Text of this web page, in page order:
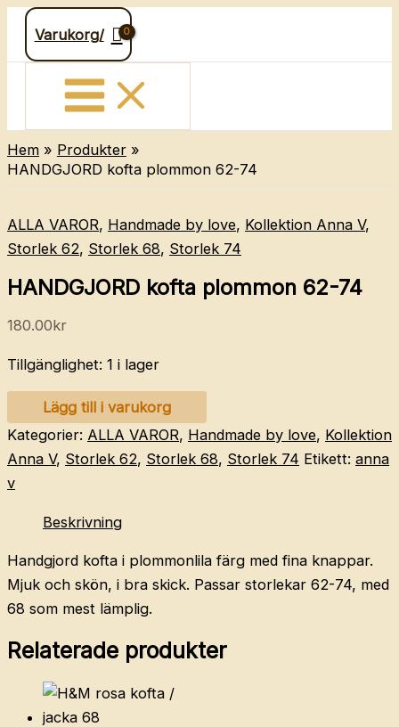
Hoppa
innehåll
Varukorg/
Hem
Produkter
HANDGJORD kofta plommon 62-74
ALLA VAROR, Handmade by love, Kollektion Anna V,
Storlek 62, Storlek 68, Storlek 74
HANDGJORD kofta plommon 62-74
180.00kr
Tillgänglighet: 1 i lager
HANDGJORD
kofta
plommon
mängd
Lägg till i varukorg
Kategorier: ALLA VAROR, Handmade by love, Kollektion
Anna V, Storlek 62, Storlek 68, Storlek 74 Etikett: anna
v
Beskrivning
Handgjord kofta i plommonlila färg med fina knappar.
Mjuk och skön, i bra skick. Passar storlekar 62-74, med
68 som mest lämplig.
Relaterade produkter